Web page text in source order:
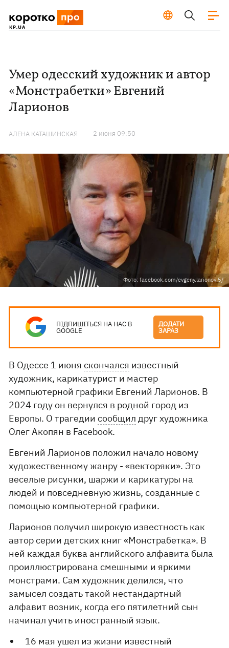
Умер одесский художник и автор
«Монстрабетки» Евгений
Ларионов
АЛЕНА КАТАШИНСКАЯ 2 июня 09:50
Фото: facebook.com/evgeny.larionov.5/
ПІДПИШІТЬСЯ НА НАС В
GOOGLE
ДОДАТИ
ЗАРАЗ
В Одессе 1 июняскончался известный
художник, карикатурист и мастер
компьютерной графики Евгений Ларионов. В
2024 году он вернулся в родной город из
Европы. О трагедиисообщил друг художника
Олег Акопян в Facebook.
Евгений Ларионов положил начало новому
художественному жанру - «векторяки». Это
веселые рисунки, шаржи и карикатуры на
людей и повседневную жизнь, созданные с
помощью компьютерной графики.
Ларионов получил широкую известность как
автор серии детских книг «Монстрабетка». В
ней каждая буква английского алфавита была
проиллюстрирована смешными и яркими
монстрами. Сам художник делился, что
замысел создать такой нестандартный
алфавит возник, когда его пятилетний сын
начинал учить иностранный язык.
16 мая ушел из жизни известный